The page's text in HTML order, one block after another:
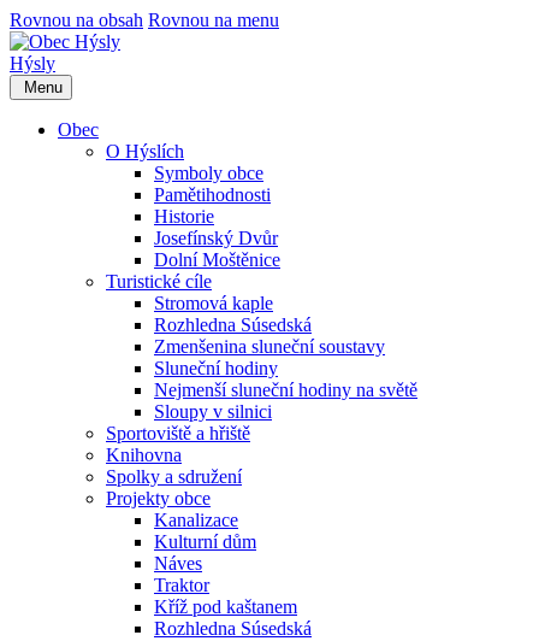
Rovnou na obsah Rovnou na menu
Hýsly
Menu
Obec
O Hýslích
Symboly obce
Pamětihodnosti
Historie
Josefínský Dvůr
Dolní Moštěnice
Turistické cíle
Stromová kaple
Rozhledna Súsedská
Zmenšenina sluneční soustavy
Sluneční hodiny
Nejmenší sluneční hodiny na světě
Sloupy v silnici
Sportoviště a hřiště
Knihovna
Spolky a sdružení
Projekty obce
Kanalizace
Kulturní dům
Náves
Traktor
Kříž pod kaštanem
Rozhledna Súsedská